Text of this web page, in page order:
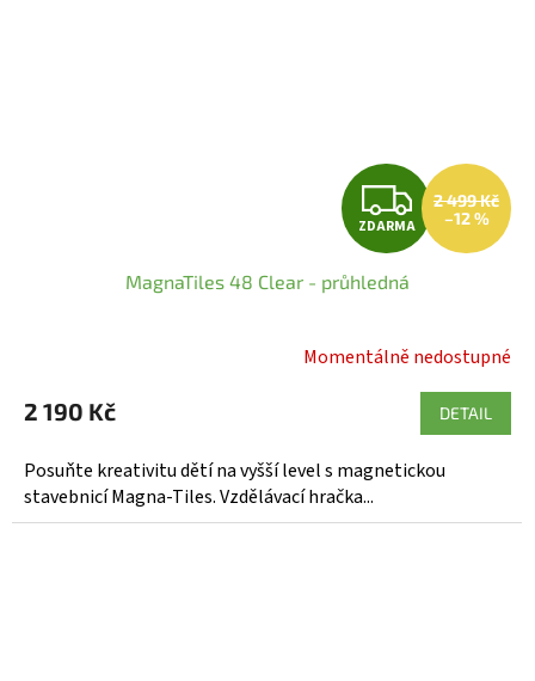
Z
D
R
M
A
ZDARMA
2 499 Kč
–12 %
MagnaTiles 48 Clear - průhledná
produktu
5,0
z
5
Momentálně nedostupné
2 190 Kč DETAIL
Posuňte kreativitu dětí na vyšší level s magnetickou
stavebnicí Magna-Tiles. Vzdělávací hračka...